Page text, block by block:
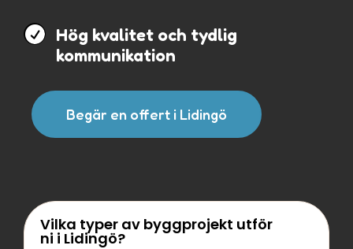
 Hög kvalitet och tydlig
kommunikation
Begär en offert i Lidingö
Vilka typer av byggprojekt utför
ni i Lidingö?